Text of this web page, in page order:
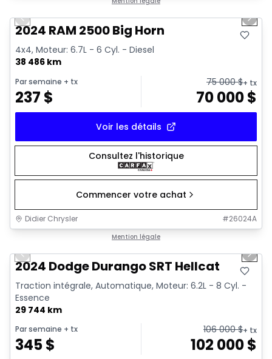
Previous slide Next
2024 RAM 2500 Big Horn
4x4, Moteur: 6.7L - 6 Cyl. - Diesel
38 486 km
Par semaine + tx
237 $
75 000$+ tx
70 000$
Voir les détails
Consultez l'historique
Commencer votre achat
Didier Chrysler #26024A
Mention légale
Previous slide Next
2024 Dodge Durango SRT Hellcat
Traction intégrale, Automatique, Moteur: 6.2L - 8 Cyl. -
Essence
29 744 km
Par semaine + tx
345$
106 000$+ tx
102 000$